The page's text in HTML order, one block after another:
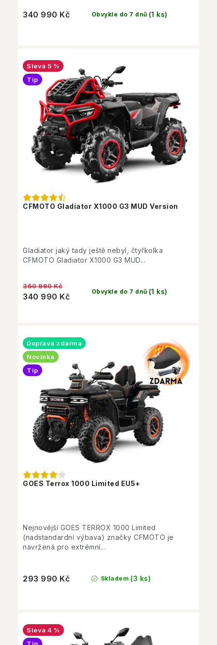
Obvykle do 7 dnů (1 ks)
340 990 Kč
CFMOTO Gladiator X1000 G3 MUD Version
5 %
Tip
Obvykle do 7 dnů (1 ks)
340 990 Kč
360 990 Kč
Gladiator jaký tady ještě nebyl, čtyřkolka
CFMOTO Gladiator X1000 G3 MUD...
GOES Terrox 1000 Limited EU5+
Doprava zdarma
Novinka
Tip
Skladem (3 ks)
293 990 Kč
Nejnovější GOES TERROX 1000 Limited
(nadstandardní výbava) značky CFMOTO je
navržená pro extrémní...
4 %